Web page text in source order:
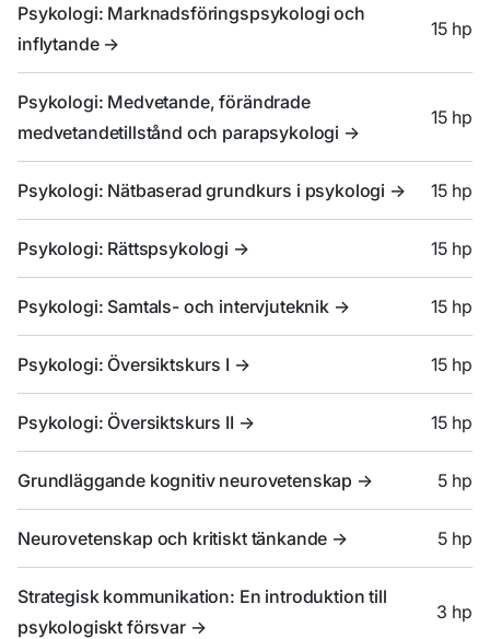
Psykologi: Marknadsföringspsykologi och
inflytande ->
15 hp
Psykologi: Medvetande, förändrade
medvetandetillstånd och parapsykologi ->
15 hp
Psykologi: Nätbaserad grundkurs i psykologi -> 15 hp
Psykologi: Rättspsykologi -> 15 hp
Psykologi: Samtals- och intervjuteknik -> 15 hp
Psykologi: Översiktskurs I -> 15 hp
Psykologi: Översiktskurs II -> 15 hp
Grundläggande kognitiv neurovetenskap -> 5 hp
Neurovetenskap och kritiskt tänkande -> 5 hp
Strategisk kommunikation: En introduktion till
psykologiskt försvar ->
3 hp